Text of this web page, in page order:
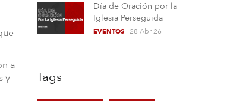
a
y
Día de Oración por la
Iglesia Perseguida
EVENTOS 28 Abr 26
Tags